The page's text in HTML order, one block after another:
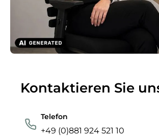
Kontaktieren Sie
Telefon
+49 (0)881 924 521 10